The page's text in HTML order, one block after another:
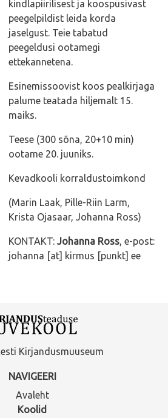
kindlapiirilisest ja koospüsivast
peegelpildist leida korda
jaselgust. Teie tabatud
peegeldusi ootamegi
ettekannetena.
Esinemissoovist koos pealkirjaga
palume teatada hiljemalt 15.
maiks.
Teese (300 sõna, 20+10 min)
ootame 20. juuniks.
Kevadkooli korraldustoimkond
(Marin Laak, Pille-Riin Larm,
Krista Ojasaar, Johanna Ross)
KONTAKT: Johanna Ross , e-post:
johanna [at] kirmus [punkt] ee
Kirjandusmuuseum
NAVIGEERI
Avaleht
Koolid